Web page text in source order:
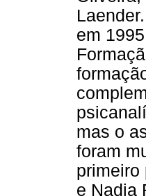
em
mas o
foram
primeiro
e Nadja